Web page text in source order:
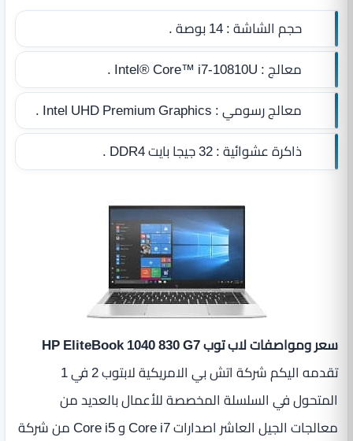
حجم الشاشة :14 بوصة .
معالج :Intel® Core™ i7-10810U .
معالج رسومي :Intel UHD Premium Graphics .
ذاكرة عشوائية :32 جيجا بايت DDR4 .
سعر ومواصفات لاب توب HP EliteBook 1040 830 G7
تقدمه اليكم شركة اتش بي الامريكية لابتوب 2 في 1
المتحول في السلسلة المخصصة للأعمال بالعديد من
معالجات الجيل العاشر اصدارات Core i7 و Core i5 من شركة